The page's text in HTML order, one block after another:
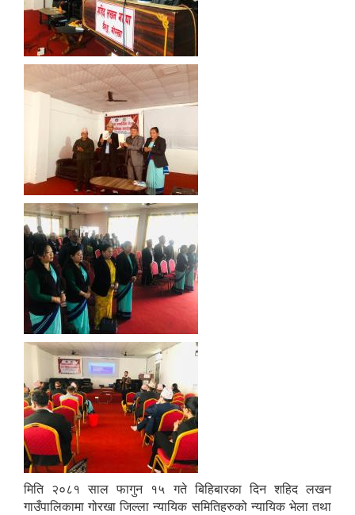
मिति २०८१ साल फागुन १५ गते बिहिबारका दिन शहिद लखन
गाउँपालिकामा गोरखा जिल्ला न्यायिक समितिहरुको न्यायिक भेला तथा